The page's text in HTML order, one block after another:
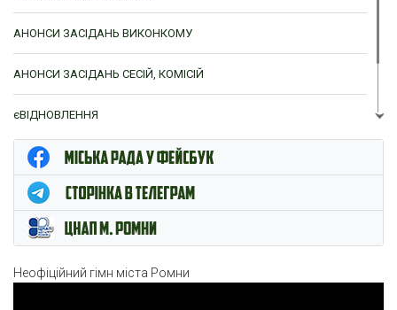
АНОНСИ ЗАСІДАНЬ ВИКОНКОМУ
АНОНСИ ЗАСІДАНЬ СЕСІЙ, КОМІСІЙ
єВІДНОВЛЕННЯ
ЦНАП м. Ромни
Неофіційний гімн міста Ромни